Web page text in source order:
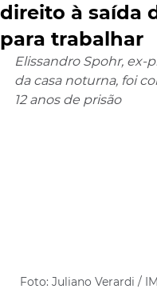
direito à saída
para trabalhar
Elissandro Spohr, ex-
da casa noturna, foi
12 anos de prisão
Foto: Juliano Verardi /